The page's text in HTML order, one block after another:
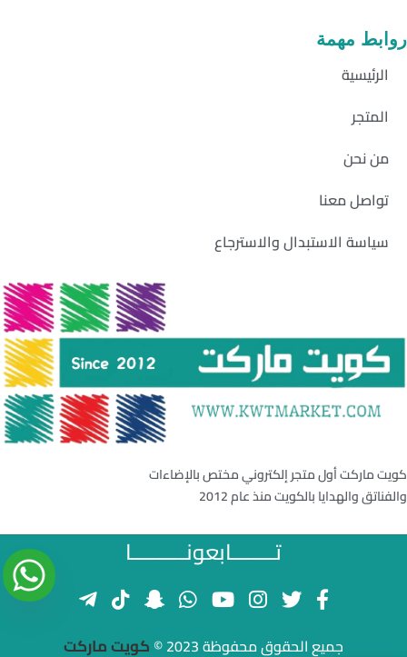
روابط مهمة
الرئيسية
المتجر
من نحن
تواصل معنا
سياسة الاستبدال والاسترجاع
كويت ماركت أول متجر إلكتروني مختص بالإضاءات
والفناتق والهدايا بالكويت منذ عام 2012
تــــــــابعونــــــــــا
جميع الحقوق محفوظة 2023 © كويت ماركت